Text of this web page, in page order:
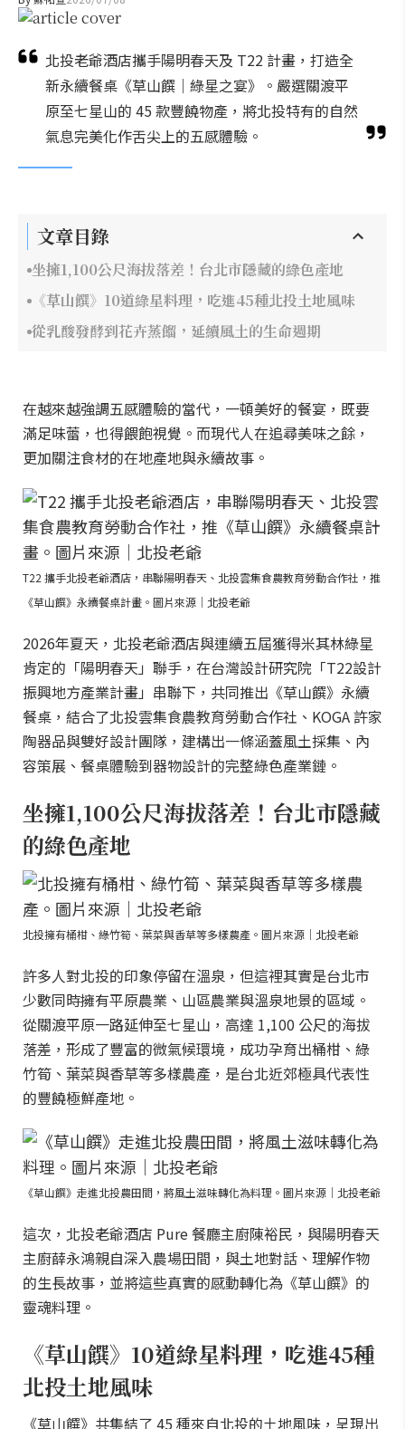
北投老爺酒店攜手陽明春天及 T22 計畫，打造全
新永續餐桌《草山饌｜綠星之宴》。嚴選關渡平
原至七星山的 45 款豐饒物產，將北投特有的自然
氣息完美化作舌尖上的五感體驗。
文章目錄
坐擁1,100公尺海拔落差！台北市隱藏的綠色產地
《草山饌》10道綠星料理，吃進45種北投土地風味
從乳酸發酵到花卉蒸餾，延續風土的生命週期
在越來越強調五感體驗的當代，一頓美好的餐宴，既要
滿足味蕾，也得餵飽視覺。而現代人在追尋美味之餘，
更加關注食材的在地產地與永續故事。
T22 攜手北投老爺酒店，串聯陽明春天、北投雲集食農教育勞動合作社，推
《草山饌》永續餐桌計畫。圖片來源｜北投老爺
2026年夏天，北投老爺酒店與連續五屆獲得米其林綠星
肯定的「陽明春天」聯手，在台灣設計研究院「T22設計
振興地方產業計畫」串聯下，共同推出《草山饌》永續
餐桌，結合了北投雲集食農教育勞動合作社、KOGA 許家
陶器品與雙好設計團隊，建構出一條涵蓋風土採集、內
容策展、餐桌體驗到器物設計的完整綠色產業鏈。
坐擁1,100公尺海拔落差！台北市隱藏
的綠色產地
北投擁有桶柑、綠竹筍、葉菜與香草等多樣農產。圖片來源｜北投老爺
許多人對北投的印象停留在溫泉，但這裡其實是台北市
少數同時擁有平原農業、山區農業與溫泉地景的區域。
從關渡平原一路延伸至七星山，高達 1,100 公尺的海拔
落差，形成了豐富的微氣候環境，成功孕育出桶柑、綠
竹筍、葉菜與香草等多樣農產，是台北近郊極具代表性
的豐饒極鮮產地。
《草山饌》走進北投農田間，將風土滋味轉化為料理。圖片來源｜北投老爺
這次，北投老爺酒店 Pure 餐廳主廚陳裕民，與陽明春天
主廚薛永鴻親自深入農場田間，與土地對話、理解作物
的生長故事，並將這些真實的感動轉化為《草山饌》的
靈魂料理。
《草山饌》10道綠星料理，吃進45種
北投土地風味
《草山饌》共集結了 45 種來自北投的土地風味，呈現出